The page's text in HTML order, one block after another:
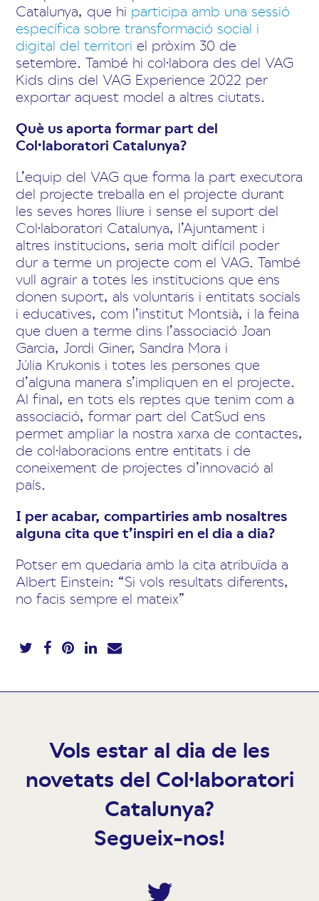
Catalunya, que hi participa amb una sessió
específica sobre transformació social i
digital del territori el pròxim 30 de
setembre. També hi col·labora des del VAG
Kids dins del VAG Experience 2022 per
exportar aquest model a altres ciutats.
Què us aporta formar part del
Col·laboratori Catalunya?
L’equip del VAG que forma la part executora
del projecte treballa en el projecte durant
les seves hores lliure i sense el suport del
Col·laboratori Catalunya, l’Ajuntament i
altres institucions, seria molt difícil poder
dur a terme un projecte com el VAG. També
vull agrair a totes les institucions que ens
donen suport, als voluntaris i entitats socials
i educatives, com l’institut Montsià, i la feina
que duen a terme dins l’associació Joan
Garcia, Jordi Giner, Sandra Mora i
Júlia Krukonis i totes les persones que
d’alguna manera s’impliquen en el projecte.
Al final, en tots els reptes que tenim com a
associació, formar part del CatSud ens
permet ampliar la nostra xarxa de contactes,
de col·laboracions entre entitats i de
coneixement de projectes d’innovació al
país.
I per acabar, compartiries amb nosaltres
alguna cita que t’inspiri en el dia a dia?
Potser em quedaria amb la cita atribuïda a
Albert Einstein: “Si vols resultats diferents,
no facis sempre el mateix”
Vols estar al dia de les
novetats del Col·laboratori
Catalunya?
Segueix-nos!